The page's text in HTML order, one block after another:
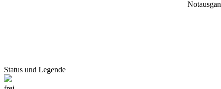
Status und Legende